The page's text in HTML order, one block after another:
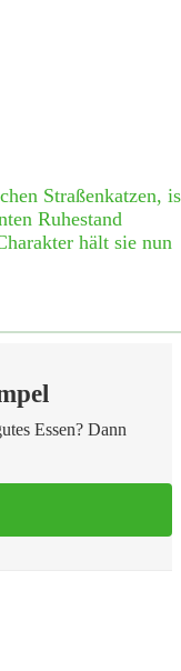
Straßenkatzen,
Ruhestand
hält sie nun
Essen? Dann